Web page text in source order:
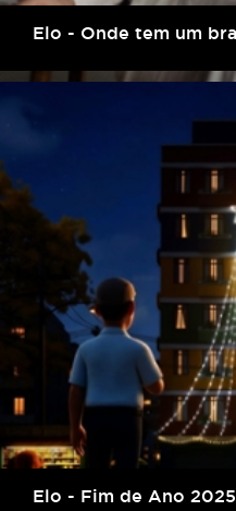
Elo - Fim de Ano 2025